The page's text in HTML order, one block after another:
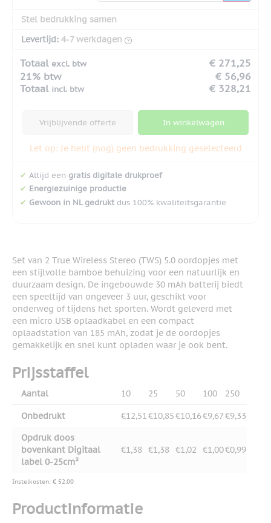
Stel bedrukking samen
Levertijd: 4-7 werkdagen
Totaal excl. btw
€ 271,25
21% btw
€ 56,96
Totaal incl. btw € 328,21
Vrijblijvende offerte In winkelwagen
Let op: Je hebt (nog) geen bedrukking geselecteerd
✔ Altijd een gratis digitale drukproef
✔ Energiezuinige productie
✔ Gewoon in NL gedruktdus 100% kwaliteitsgarantie
Set van 2 True Wireless Stereo (TWS) 5.0 oordopjes met
een stijlvolle bamboe behuizing voor een natuurlijk en
duurzaam design. De ingebouwde 30 mAh batterij biedt
een speeltijd van ongeveer 3 uur, geschikt voor
onderweg of tijdens het sporten. Wordt geleverd met
een micro USB oplaadkabel en een compact
oplaadstation van 185 mAh, zodat je de oordopjes
gemakkelijk en snel kunt opladen waar je ook bent.
Prijsstaffel
Aantal 10 25 50 100 250
Onbedrukt €12,51€10,85€10,16€9,67€9,33
Opdruk doos
bovenkant Digitaal
label 0-25cm²
€1,38 €1,38 €1,02 €1,00€0,99
Instelkosten: € 52,00
Productinformatie